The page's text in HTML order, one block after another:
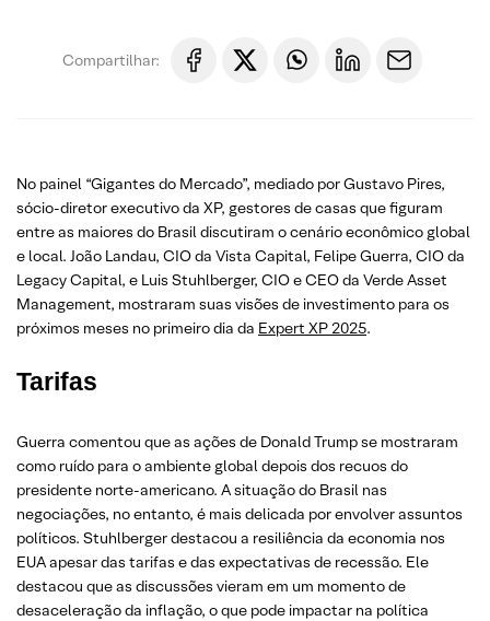
Compartilhar:
No painel “Gigantes do Mercado”, mediado por Gustavo Pires,
sócio-diretor executivo da XP, gestores de casas que figuram
entre as maiores do Brasil discutiram o cenário econômico global
e local. João Landau, CIO da Vista Capital, Felipe Guerra, CIO da
Legacy Capital, e Luis Stuhlberger, CIO e CEO da Verde Asset
Management, mostraram suas visões de investimento para os
próximos meses no primeiro dia da Expert XP 2025.
Tarifas
Guerra comentou que as ações de Donald Trump se mostraram
como ruído para o ambiente global depois dos recuos do
presidente norte-americano. A situação do Brasil nas
negociações, no entanto, é mais delicada por envolver assuntos
políticos. Stuhlberger destacou a resiliência da economia nos
EUA apesar das tarifas e das expectativas de recessão. Ele
destacou que as discussões vieram em um momento de
desaceleração da inflação, o que pode impactar na política